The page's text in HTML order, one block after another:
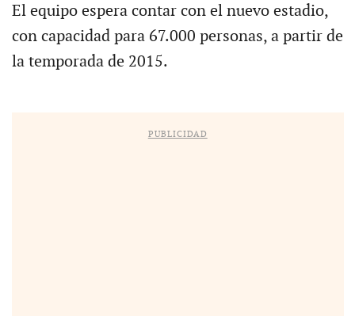
El equipo espera contar con el nuevo estadio,
con capacidad para 67.000 personas, a partir de
la temporada de 2015.
PUBLICIDAD